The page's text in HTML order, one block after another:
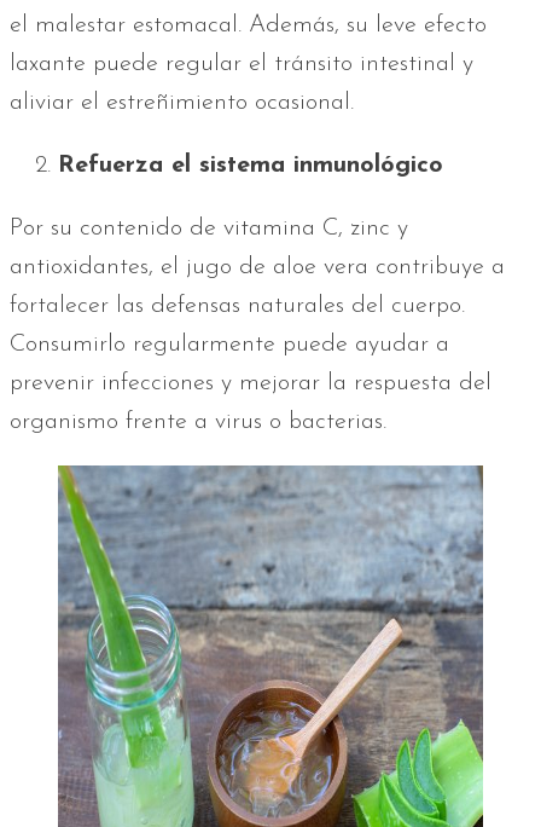
el malestar estomacal. Además, su leve efecto
laxante puede regular el tránsito intestinal y
aliviar el estreñimiento ocasional.
Refuerza el sistema inmunológico
Por su contenido de vitamina C, zinc y
antioxidantes, el jugo de aloe vera contribuye a
fortalecer las defensas naturales del cuerpo.
Consumirlo regularmente puede ayudar a
prevenir infecciones y mejorar la respuesta del
organismo frente a virus o bacterias.